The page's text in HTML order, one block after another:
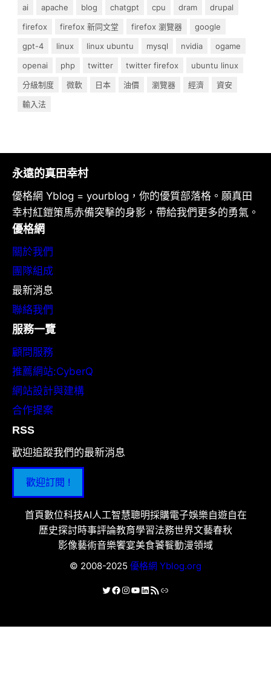
ai apache blog chatgpt cpu dram
drupal
firefox
firefox 新同文堂 firefox 瀏覽器
google
gpt-4
linux linux ubuntu mysql nvidia
ogame
openai
php twitter twitter firefox
ubuntu linux
分級制度
微軟 日本 油價 瀏覽器 經濟
資安
輸入法
永遠的真田幸村
優格網 Yblog = yourblog，你的優質部落格。願真田
幸村紅鎧策馬赤備突擊的身影，帶給我們更多的勇氣。
優格網
關於我們
團隊組成
最新消息
聯絡我們
服務一覽
顧問服務
推薦網站:CyberQ
網站設計與建構
合作提案
RSS
歡迎追蹤我們的最新消息
歡迎訂閱 !
首頁數位科技AI人工智慧聰明採購電子娛樂自遊自在
歷史探討時事評論教育學習法務世界文藝春秋
影像藝術音樂饗宴美食饕餮動漫領域
© 2008-2025 優格網 Yblog.org
X Facebook
Instagram
YouTube
LinkedIn
RSS 資訊提供連結